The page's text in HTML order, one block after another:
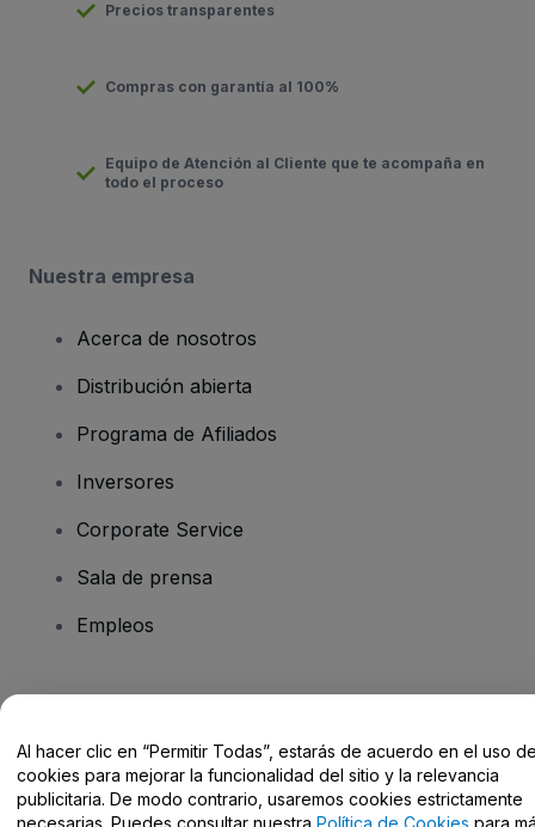
Precios transparentes
Compras con garantía al 100%
Equipo de Atención al Cliente que te acompaña en
todo el proceso
Nuestra empresa
Acerca de nosotros
Distribución abierta
Programa de Afiliados
Inversores
Corporate Service
Sala de prensa
Empleos
Centro de Ayuda / Contacto
Al hacer clic en “Permitir Todas”, estarás de acuerdo en el uso
cookies para mejorar la funcionalidad del sitio y la relevancia
publicitaria. De modo contrario, usaremos cookies estrictamente
necesarias. Puedes consultar nuestra Política de Cookies para